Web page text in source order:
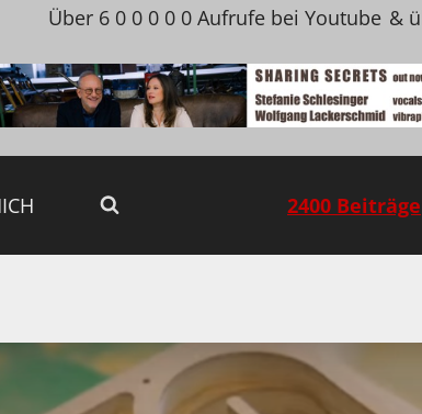
Über 6 0 0 0 0 0 Aufrufe bei Youtube &
2400 Beiträge